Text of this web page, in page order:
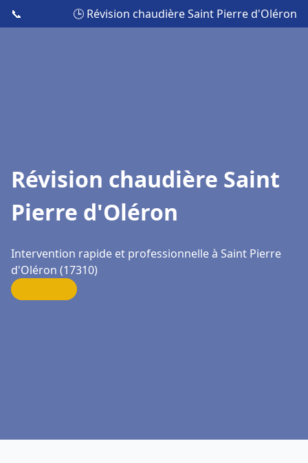
📞 🕒 Révision chaudière Saint Pierre d'Oléron
Révision chaudière Saint
Pierre d'Oléron
Intervention rapide et professionnelle à Saint Pierre
d'Oléron (17310)